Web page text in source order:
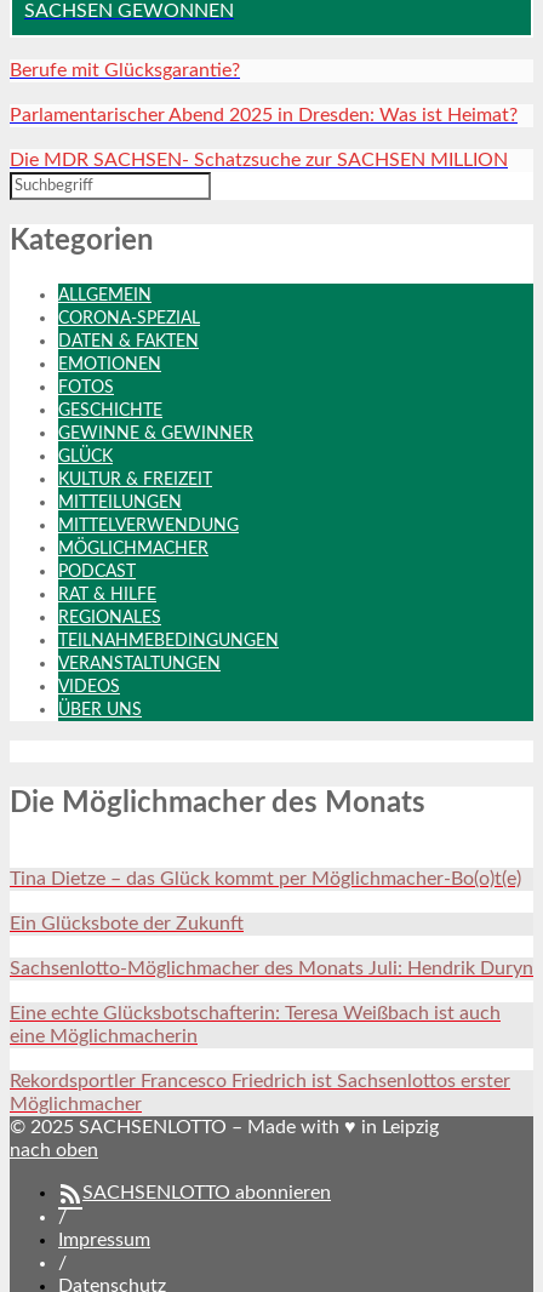
SACHSEN GEWONNEN
Berufe mit Glücksgarantie?
Parlamentarischer Abend 2025 in Dresden: Was ist Heimat?
Die MDR SACHSEN- Schatzsuche zur SACHSEN MILLION
Kategorien
ALLGEMEIN
CORONA-SPEZIAL
DATEN & FAKTEN
EMOTIONEN
FOTOS
GESCHICHTE
GEWINNE & GEWINNER
GLÜCK
KULTUR & FREIZEIT
MITTEILUNGEN
MITTELVERWENDUNG
MÖGLICHMACHER
PODCAST
RAT & HILFE
REGIONALES
TEILNAHMEBEDINGUNGEN
VERANSTALTUNGEN
VIDEOS
ÜBER UNS
Die Möglichmacher des Monats
Tina Dietze – das Glück kommt per Möglichmacher-Bo(o)t(e)
Ein Glücksbote der Zukunft
Sachsenlotto-Möglichmacher des Monats Juli: Hendrik Duryn
Eine echte Glücksbotschafterin: Teresa Weißbach ist auch
eine Möglichmacherin
Rekordsportler Francesco Friedrich ist Sachsenlottos erster
Möglichmacher
© 2025 SACHSENLOTTO – Made with ♥ in Leipzig
nach oben
SACHSENLOTTO abonnieren
/
Impressum
/
Datenschutz